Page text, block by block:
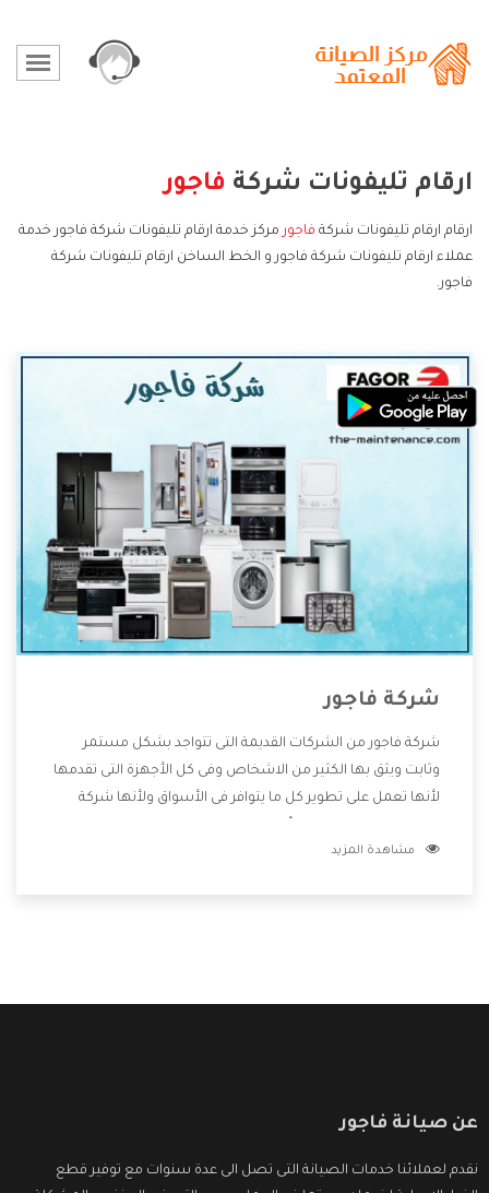
ارقام تليفونات شركة فاجور
ارقام ارقام تليفونات شركة فاجور مركز خدمة ارقام تليفونات شركة فاجور خدمة
عملاء ارقام تليفونات شركة فاجور و الخط الساخن ارقام تليفونات شركة
فاجور.
شركة فاجور
شركة فاجور من الشركات القديمة التى تتواجد بشكل مستمر
وثابت ويثق بها الكثير من الاشخاص وفى كل الأجهزة التى تقدمها
لأنها تعمل على تطوير كل ما يتوافر فى الأسواق ولأنها شركة
وتقدم للعملاء أقوى العروض والخصومات التى تسهل على
مشاهدة المزيد
عن صيانة فاجور
نقدم لعملائنا خدمات الصيانة التى تصل الى عدة سنوات مع توفير قطع